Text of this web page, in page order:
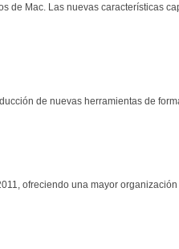
de Mac. Las nuevas características
de nuevas herramientas de
ofreciendo una mayor